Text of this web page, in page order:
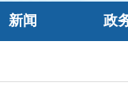
新闻 政